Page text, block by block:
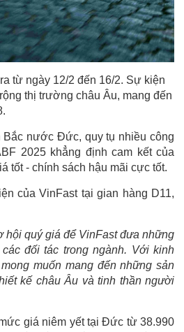
từ ngày 12/2 đến 16/2. Sự kiện
thị trường châu Âu, mang đến
Bắc nước Đức, quy tụ nhiều công
2025 khẳng định cam kết của
tốt - chính sách hậu mãi cực tốt.
của VinFast tại gian hàng D11,
hội quý giá để VinFast đưa những
đối tác trong ngành. Với kinh
muốn mang đến những sản
kế châu Âu và tinh thần người
giá niêm yết tại Đức từ 38.990